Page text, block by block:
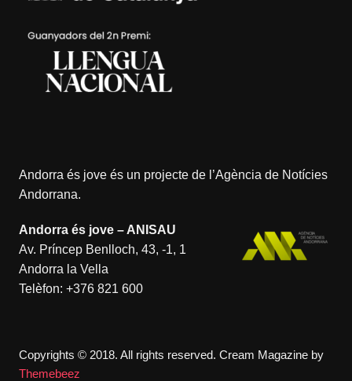
Andorra és jove és un projecte de l’Agència de Notícies
Andorrana.
Andorra és jove – ANISAU
Av. Príncep Benlloch, 43, -1, 1
Andorra la Vella
Telèfon: +376 821 600
Copyrights © 2018. All rights reserved. Cream Magazine by
Themebeez